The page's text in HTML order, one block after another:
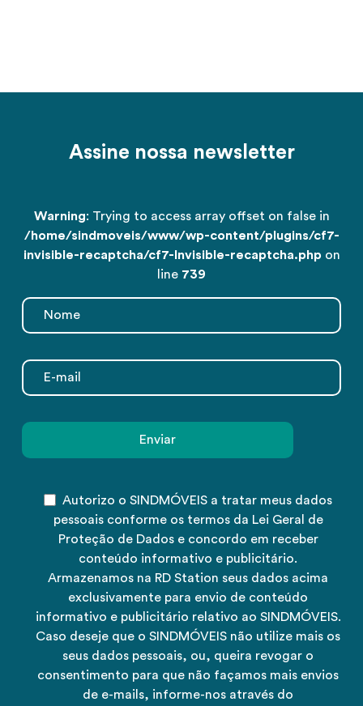
Assine nossa newsletter
Warning: Trying to access array offset on false in
/home/sindmoveis/www/wp-content/plugins/cf7-
invisible-recaptcha/cf7-Invisible-recaptcha.php on
line 739
Autorizo o SINDMÓVEIS a tratar meus dados
pessoais conforme os termos da Lei Geral de
Proteção de Dados e concordo em receber
conteúdo informativo e publicitário.
Armazenamos na RD Station seus dados acima
exclusivamente para envio de conteúdo
informativo e publicitário relativo ao SINDMÓVEIS.
Caso deseje que o SINDMÓVEIS não utilize mais os
seus dados pessoais, ou, queira revogar o
consentimento para que não façamos mais envios
de e-mails, informe-nos através do